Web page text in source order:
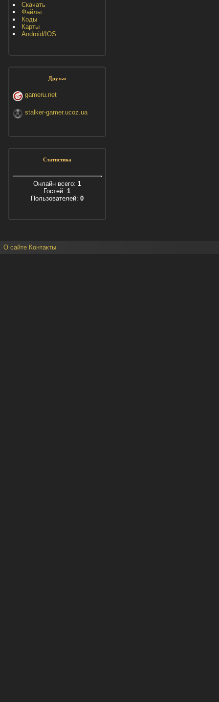
Скачать
Файлы
Коды
Карты
Android/IOS
Друзья
gameru.net
stalker-gamer.ucoz.ua
Статистика
Онлайн всего: 1
Гостей: 1
Пользователей: 0
О сайте Контакты